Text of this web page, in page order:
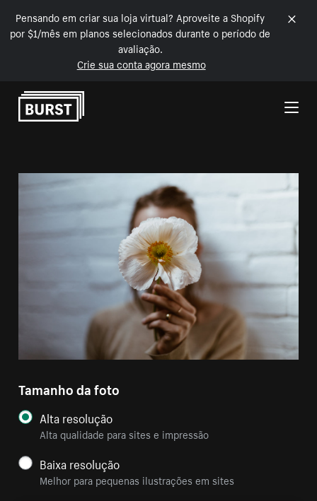
Pensando em criar sua loja virtual? Aproveite a Shopify
por $1/mês em planos selecionados durante o período de
avaliação.
Crie sua conta agora mesmo
Pular para o conteúdo
Tamanho da foto
Alta resolução
Alta qualidade para sites e impressão
Baixa resolução
Melhor para pequenas ilustrações em sites